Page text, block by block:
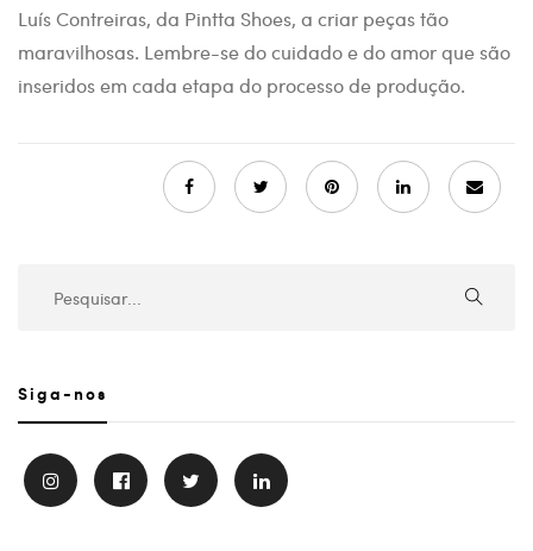
Luís Contreiras, da Pintta Shoes, a criar peças tão
maravilhosas. Lembre-se do cuidado e do amor que são
inseridos em cada etapa do processo de produção.
Siga-nos